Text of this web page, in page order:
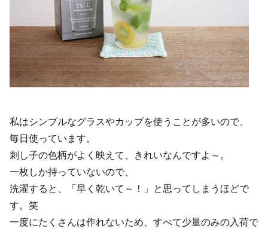
私はシンプルなグラスやカップを使うことが多いので、
毎日使っています。
刺し子の色柄がよく映えて、きれいなんですよ～。
一枚しか持っていないので、
洗濯すると、「早く乾いて～！」と思ってしまうほどで
す。笑
一度にたくさんは作れないため、すべて少量のみの入荷で